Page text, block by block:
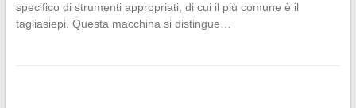
specifico di strumenti appropriati, di cui il più comune è il
tagliasiepi. Questa macchina si distingue…